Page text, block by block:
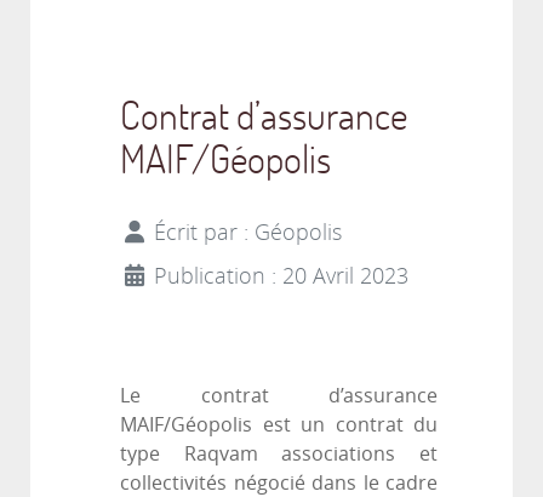
Contrat d’assurance
MAIF/Géopolis
Écrit par : Géopolis
Publication : 20 Avril 2023
Le contrat d’assurance
MAIF/Géopolis est un contrat du
type Raqvam associations et
collectivités négocié dans le cadre